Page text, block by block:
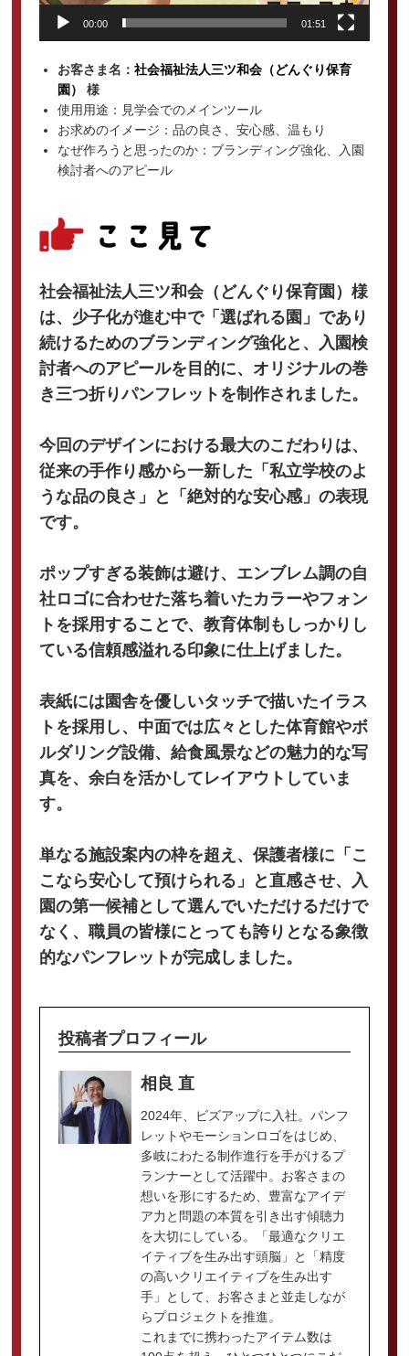
00:00 01:51
お客さま名：社会福祉法人三ツ和会（どんぐり保育
園）
様
使用用途：見学会でのメインツール
お求めのイメージ：品の良さ、安心感、温もり
なぜ作ろうと思ったのか：ブランディング強化、入園
検討者へのアピール
社会福祉法人三ツ和会（どんぐり保育園）様
は、少子化が進む中で「選ばれる園」であり
続けるためのブランディング強化と、入園検
討者へのアピールを目的に、オリジナルの巻
き三つ折りパンフレットを制作されました。
今回のデザインにおける最大のこだわりは、
従来の手作り感から一新した「私立学校のよ
うな品の良さ」と「絶対的な安心感」の表現
です。
ポップすぎる装飾は避け、エンブレム調の自
社ロゴに合わせた落ち着いたカラーやフォン
トを採用することで、教育体制もしっかりし
ている信頼感溢れる印象に仕上げました。
表紙には園舎を優しいタッチで描いたイラス
トを採用し、中面では広々とした体育館やボ
ルダリング設備、給食風景などの魅力的な写
真を、余白を活かしてレイアウトしていま
す。
単なる施設案内の枠を超え、保護者様に「こ
こなら安心して預けられる」と直感させ、入
園の第一候補として選んでいただけるだけで
なく、職員の皆様にとっても誇りとなる象徴
的なパンフレットが完成しました。
投稿者プロフィール
相良 直
2024年、ビズアップに入社。パンフ
レットやモーションロゴをはじめ、
多岐にわたる制作進行を手がけるプ
ランナーとして活躍中。お客さまの
想いを形にするため、豊富なアイデ
ア力と問題の本質を引き出す傾聴力
を大切にしている。「最適なクリエ
イティブを生み出す頭脳」と「精度
の高いクリエイティブを生み出す
手」として、お客さまと並走しなが
らプロジェクトを推進。
これまでに携わったアイテム数は